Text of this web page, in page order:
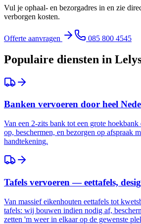
Vul je ophaal- en bezorgadres in en zie
verborgen kosten.
Offerte aanvragen 085 800 4545
Populaire diensten in
Banken vervoeren door heel
Van een 2-zits bank tot een grote
op, beschermen, en bezorgen op afspraak
handtekening.
Tafels vervoeren — eettafels,
Van massief eikenhouten eettafels tot
tafels: wij bouwen indien nodig af,
zetten 'm weer in elkaar op de gewenste